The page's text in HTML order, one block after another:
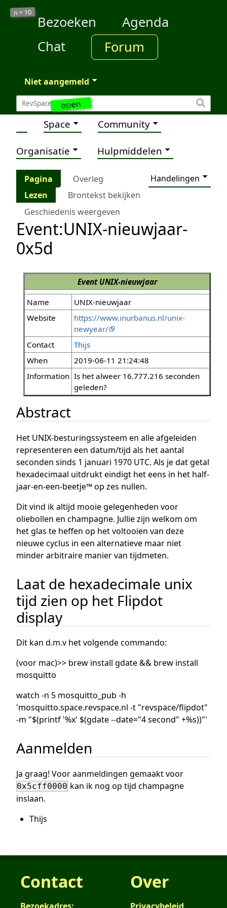
open
n = 10
Bezoeken
Agenda
Chat
Forum
Niet aangemeld
Space Community
Organisatie Hulpmiddelen
Pagina Overleg
Handelingen
Lezen
Brontekst bekijken
Geschiedenis weergeven
Event:UNIX-nieuwjaar-
0x5d
Event UNIX-nieuwjaar
Name
UNIX-nieuwjaar
Website
https://www.inurbanus.nl/unix-
newyear/
Contact
Thijs
When
2019-06-11 21:24:48
Information Is het alweer 16.777.216 seconden
geleden?
Abstract
Het UNIX-besturingssysteem en alle afgeleiden
representeren een datum/tijd als het aantal
seconden sinds 1 januari 1970 UTC. Als je dat getal
hexadecimaal uitdrukt eindigt het eens in het half-
jaar-en-een-beetje™ op zes nullen.
Dit vind ik altijd mooie gelegenheden voor
oliebollen en champagne. Jullie zijn welkom om
het glas te heffen op het voltooien van deze
nieuwe cyclus in een alternatieve maar niet
minder arbitraire manier van tijdmeten.
Laat de hexadecimale unix
tijd zien op het Flipdot
display
Dit kan d.m.v het volgende commando:
(voor mac)>> brew install gdate && brew install
mosquitto
watch -n 5 mosquitto_pub -h
'mosquitto.space.revspace.nl -t "revspace/flipdot"
-m "$(printf '%x' $(gdate --date="4 second" +%s))"'
Aanmelden
Ja graag! Voor aanmeldingen gemaakt voor
0x5cff0000 kan ik nog op tijd champagne
inslaan.
Thijs
Contact Over